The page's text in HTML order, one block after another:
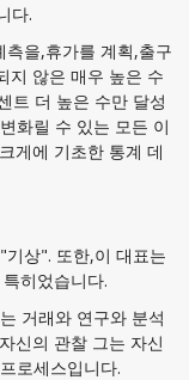
다.
을,휴가를 계획,출구
지 않은 매우 높은 수
트 더 높은 수만 달성
화릴 수 있는 모든 이
게에 기초한 통계 데
상". 또한,이 대표는
히었습니다.
거래와 연구와 분석
신의 관찰 그는 자신
로세스입니다.